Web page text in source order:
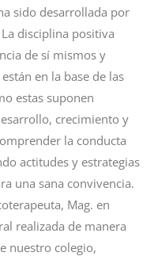
sido desarrollada por
disciplina positiva
de sí mismos y
en la base de las
estas suponen
crecimiento y
la conducta
actitudes y estrategias
una sana convivencia.
Mag. en
realizada de manera
nuestro colegio,